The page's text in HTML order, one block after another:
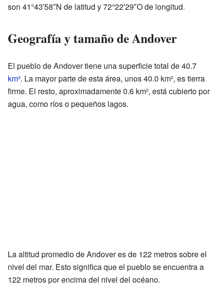
son 41°43′58″N de latitud y 72°22′29″O de longitud.
Geografía y tamaño de Andover
El pueblo de Andover tiene una superficie total de 40.7
km². La mayor parte de esta área, unos 40.0 km², es tierra
firme. El resto, aproximadamente 0.6 km², está cubierto por
agua, como ríos o pequeños lagos.
La altitud promedio de Andover es de 122 metros sobre el
nivel del mar. Esto significa que el pueblo se encuentra a
122 metros por encima del nivel del océano.